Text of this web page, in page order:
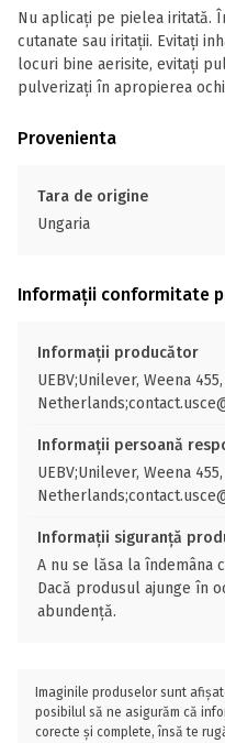
Nu aplicaţi pe pielea iritată.
cutanate sau iritaţii. Evitaţi
locuri bine aerisite, evitaţi
pulverizaţi în apropierea
Provenienta
Tara de origine
Ungaria
Informații conformitate
Informații producător
UEBV;Unilever, Weena
Informații persoană
UEBV;Unilever, Weena
Informații siguranță
A nu se lăsa la îndemâna
Dacă produsul ajunge în
abundenţă.
Imaginile produselor sunt
posibilul să ne asigurăm că
corecte și complete, însă te